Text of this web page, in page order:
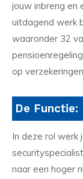
jouw inbreng en
uitdagend werk
waaronder 32
op
De Functie:
In deze rol werk
naar een hoger